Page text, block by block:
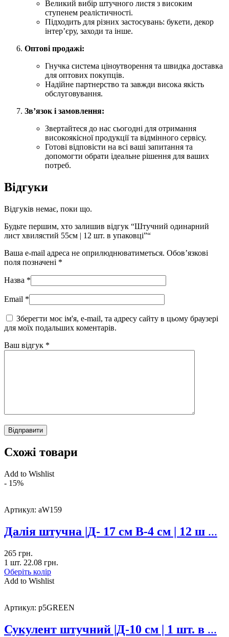
Великий вибір штучного листя з високим
ступенем реалістичності.
Підходить для різних застосувань: букети, декор
інтер’єру, заходи та інше.
Оптові продажі:
Гнучка система ціноутворення та швидка доставка
для оптових покупців.
Надійне партнерство та завжди висока якість
обслуговування.
Зв’язок і замовлення:
Звертайтеся до нас сьогодні для отримання
високоякісної продукції та відмінного сервісу.
Готові відповісти на всі ваші запитання та
допомогти обрати ідеальне рішення для ваших
потреб.
Відгуки
Відгуків немає, поки що.
Будьте першим, хто залишив відгук “Штучний одинарний
лист хвилястий 55см | 12 шт. в упаковці”“
Ваша e-mail адреса не оприлюднюватиметься. Обов’язкові
поля позначені *
Назва *
Email *
Зберегти моє ім'я, e-mail, та адресу сайту в цьому браузері
для моїх подальших коментарів.
Ваш відгук *
Схожі товари
Add to Wishlist
- 15%
Артикул: aW159
Далія штучна |Д- 17 см В-4 см | 12 ш ...
265 грн.
1 шт. 22.08 грн.
Оберіть колір
Add to Wishlist
Артикул: p5GREEN
Сукулент штучний |Д-10 см | 1 шт. в ...